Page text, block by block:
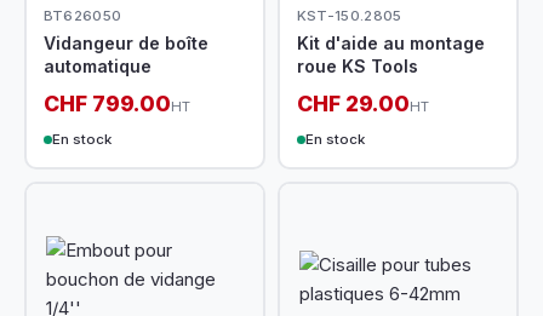
BT626050
Vidangeur de boîte
automatique
CHF 799.00HT
En stock
KST-150.2805
Kit d'aide au montage
roue KS Tools
CHF 29.00HT
En stock